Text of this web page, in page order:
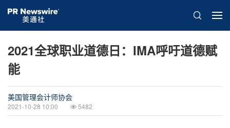
2021全球职业道德日：IMA呼吁道德赋
能
美国管理会计师协会
2021-10-28 10:00 5482